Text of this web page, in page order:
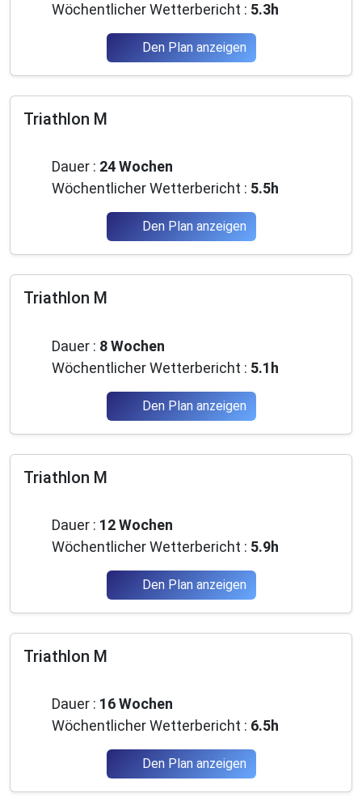
Wöchentlicher Wetterbericht : 5.3h
Den Plan anzeigen
Triathlon M
Dauer : 24 Wochen
Wöchentlicher Wetterbericht : 5.5h
Den Plan anzeigen
Triathlon M
Dauer : 8 Wochen
Wöchentlicher Wetterbericht : 5.1h
Den Plan anzeigen
Triathlon M
Dauer : 12 Wochen
Wöchentlicher Wetterbericht : 5.9h
Den Plan anzeigen
Triathlon M
Dauer : 16 Wochen
Wöchentlicher Wetterbericht : 6.5h
Den Plan anzeigen